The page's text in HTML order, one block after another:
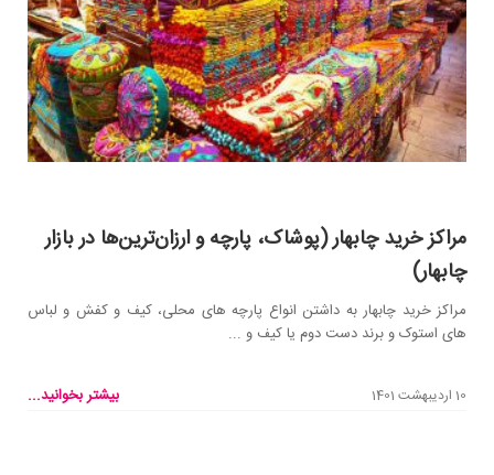
مراکز خرید چابهار (پوشاک، پارچه و ارزان‌ترین‌ها در بازار
چابهار)
مراکز خرید چابهار به داشتن انواع پارچه های محلی، کیف و کفش و لباس
های استوک و برند دست دوم یا کیف و ...
10 اردیبهشت 1401 بیشتر بخوانید...